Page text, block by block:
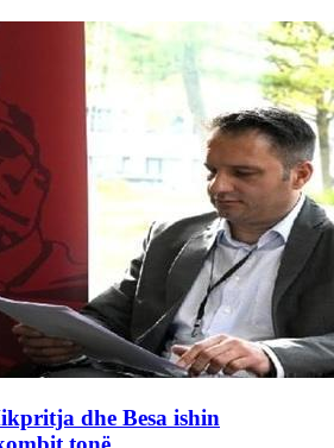
dhe Besa ishin